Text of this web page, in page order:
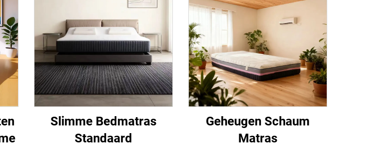
Slimme Bedmatras
Standaard
Geheugen Schaum
Matras